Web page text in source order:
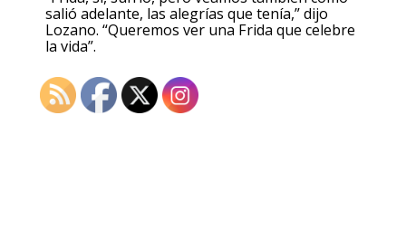
salió adelante, las alegrías que tenía,” dijo
Lozano. “Queremos ver una Frida que celebre
la vida”.